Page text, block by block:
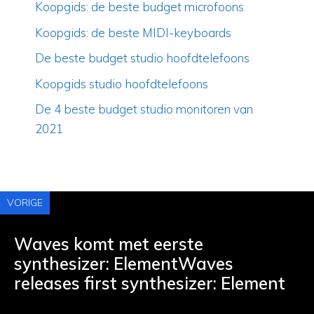
Koopgids: de beste budget microfoons
Koopgids: de beste MIDI-keyboards
De beste budget studio hoofdtelefoons
Koopgids studio hoofdtelefoons
De 4 beste budget studio monitoren van
2021
VORIGE
Waves komt met eerste
synthesizer: ElementWaves
releases first synthesizer: Element